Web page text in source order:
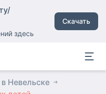
здесь
Скачать
Невельске